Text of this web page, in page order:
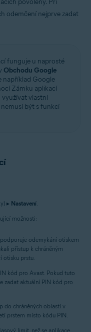
povolený. Při
odemčení nejprve zadat
funguje u naprosté
Obchodu Google
například Google
Zámku aplikací
využívat vlastní
být s funkcí
▸ Nastavení.
možnosti:
podporuje odemykání otiskem
přístup k chráněným
otisku prstu.
kód pro Avast. Pokud tuto
zadat aktuální PIN kód pro
do chráněných oblastí v
prstem místo kódu PIN.
limit, než se aplikace